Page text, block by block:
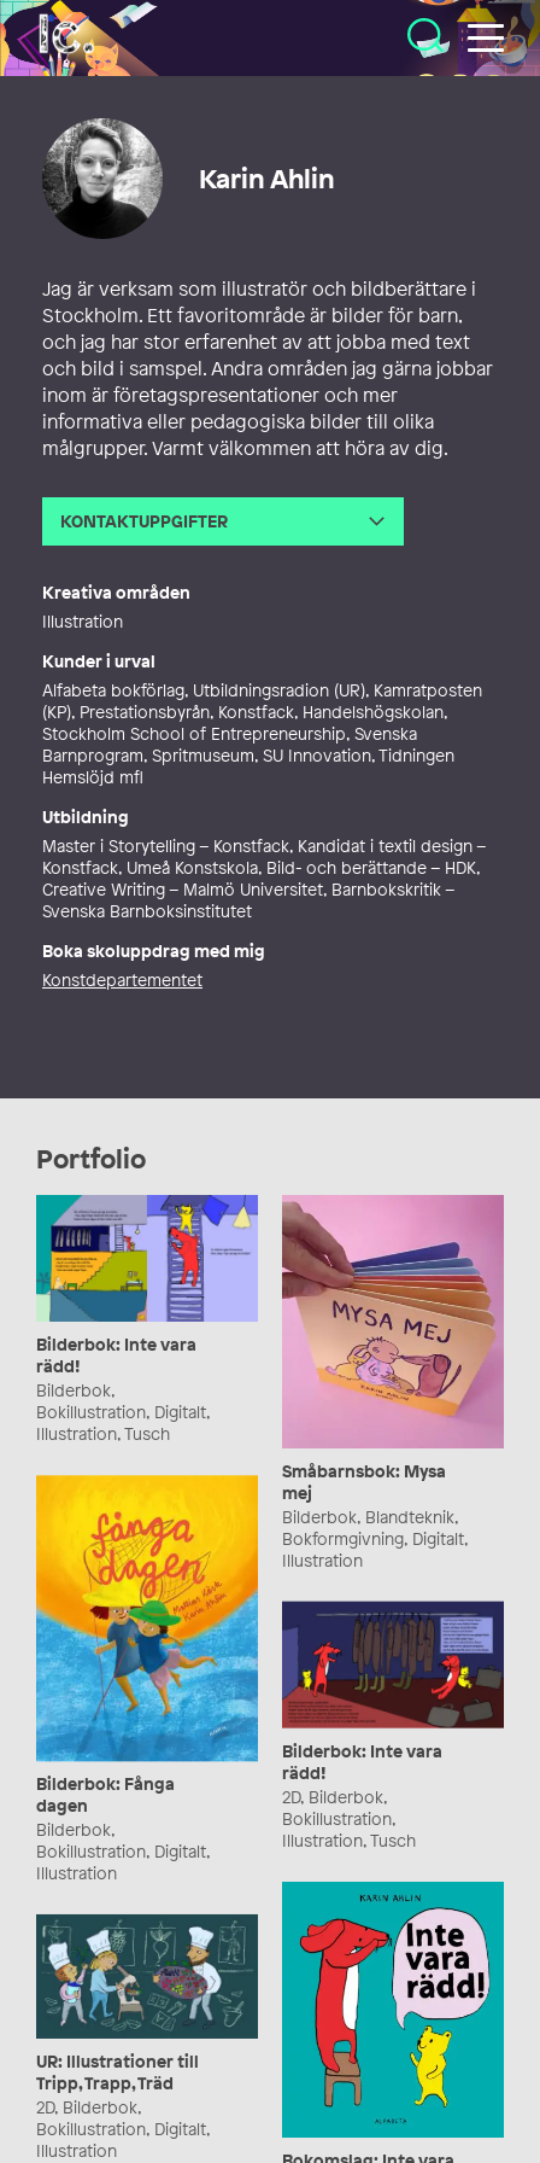
Illustratörcentrum
Karin Ahlin
Jag är verksam som illustratör och bildberättare i
Stockholm. Ett favoritområde är bilder för barn,
och jag har stor erfarenhet av att jobba med text
och bild i samspel. Andra områden jag gärna jobbar
inom är företagspresentationer och mer
informativa eller pedagogiska bilder till olika
målgrupper. Varmt välkommen att höra av dig.
KONTAKTUPPGIFTER
Webb http://www.fabulera.se
Kreativa områden
Illustration
Kunder i urval
Alfabeta bokförlag, Utbildningsradion (UR), Kamratposten
(KP), Prestationsbyrån, Konstfack, Handelshögskolan,
Stockholm School of Entrepreneurship, Svenska
Barnprogram, Spritmuseum, SU Innovation, Tidningen
Hemslöjd mfl
Utbildning
Master i Storytelling – Konstfack, Kandidat i textil design –
Konstfack, Umeå Konstskola, Bild- och berättande – HDK,
Creative Writing – Malmö Universitet, Barnbokskritik –
Svenska Barnboksinstitutet
Boka skoluppdrag med mig
Konstdepartementet
Portfolio
Bilderbok: Inte vara
rädd!
Bilderbok,
Bokillustration, Digitalt,
Illustration, Tusch
Småbarnsbok: Mysa
mej
Bilderbok, Blandteknik,
Bokformgivning, Digitalt,
Illustration
Bilderbok: Fånga
dagen
Bilderbok,
Bokillustration, Digitalt,
Illustration
Bilderbok: Inte vara
rädd!
2D, Bilderbok,
Bokillustration,
Illustration, Tusch
UR: Illustrationer till
Tripp, Trapp, Träd
2D, Bilderbok,
Bokillustration, Digitalt,
Illustration